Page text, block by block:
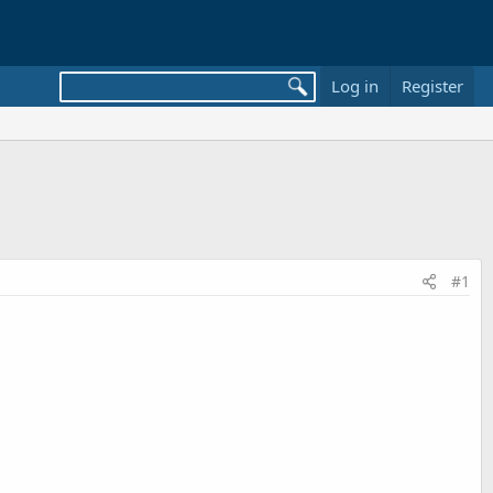
Log in Register
#1